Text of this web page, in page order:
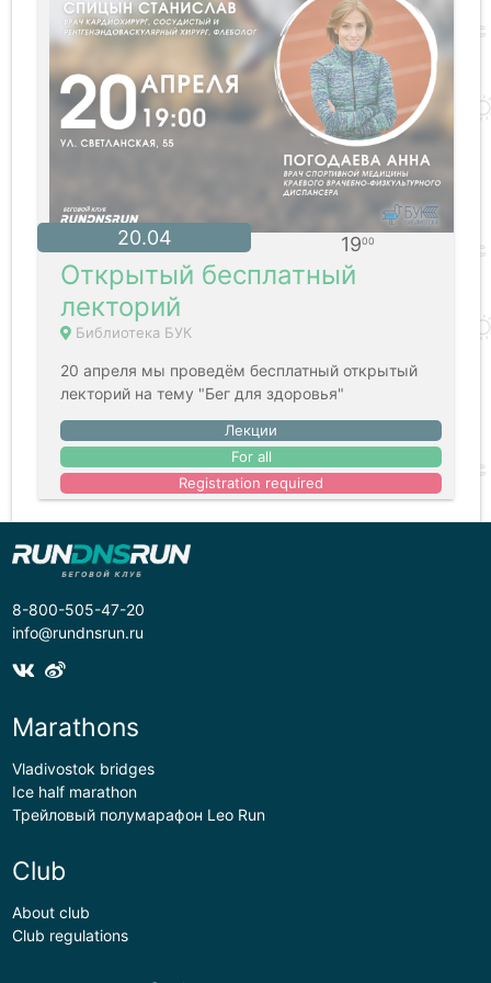
20.04 1900
Открытый бесплатный
лекторий
Библиотека БУК
20 апреля мы проведём бесплатный открытый
лекторий на тему "Бег для здоровья"
Лекции
For all
Registration required
8-800-505-47-20
info@rundnsrun.ru
Marathons
Vladivostok bridges
Ice half marathon
Трейловый полумарафон Leo Run
Club
About club
Club regulations